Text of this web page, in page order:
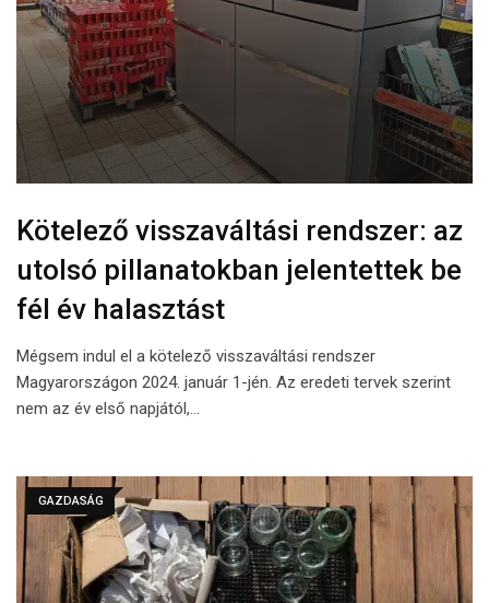
Kötelező visszaváltási rendszer: az
utolsó pillanatokban jelentettek be
fél év halasztást
Mégsem indul el a kötelező visszaváltási rendszer
Magyarországon 2024. január 1-jén. Az eredeti tervek szerint
nem az év első napjától,…
GAZDASÁG